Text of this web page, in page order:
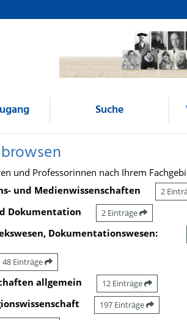
Suche
und Professorinnen nach Ihrem
und Medienwissenschaften
2
Dokumentation 2 Einträge
Dokumentationswesen:
48 Einträge
allgemein 12 Einträge
197 Einträge